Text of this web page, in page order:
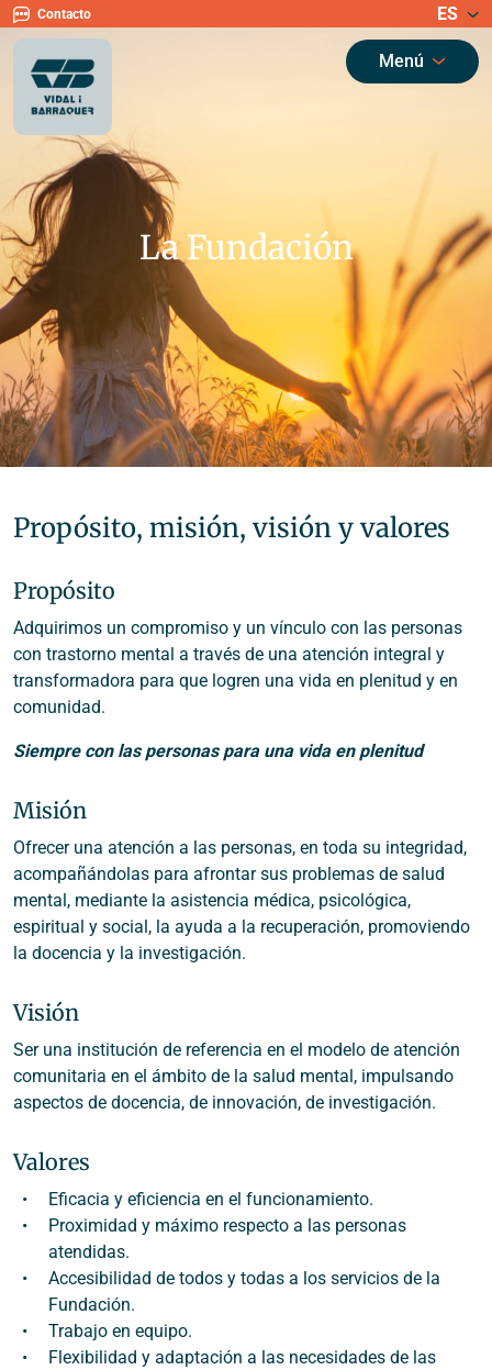
Contacto ES
Menú
La Fundación
Propósito, misión, visión y valores
Propósito
Adquirimos un compromiso y un vínculo con las personas
con trastorno mental a través de una atención integral y
transformadora para que logren una vida en plenitud y en
comunidad.
Siempre con las personas para una vida en plenitud
Misión
Ofrecer una atención a las personas, en toda su integridad,
acompañándolas para afrontar sus problemas de salud
mental, mediante la asistencia médica, psicológica,
espiritual y social, la ayuda a la recuperación, promoviendo
la docencia y la investigación.
Visión
Ser una institución de referencia en el modelo de atención
comunitaria en el ámbito de la salud mental, impulsando
aspectos de docencia, de innovación, de investigación.
Valores
Eficacia y eficiencia en el funcionamiento.
Proximidad y máximo respecto a las personas
atendidas.
Accesibilidad de todos y todas a los servicios de la
Fundación.
Trabajo en equipo.
Flexibilidad y adaptación a las necesidades de las